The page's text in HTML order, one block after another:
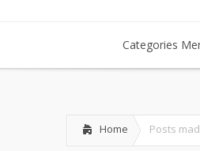
Categories
Home Posts